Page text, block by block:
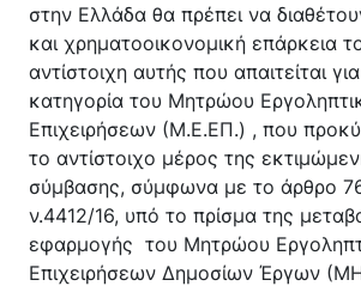
στην Ελλάδα θα πρέπει να
και χρηματοοικονομική επάρκεια
αντίστοιχη αυτής που απαιτείται
κατηγορία του Μητρώου
Επιχειρήσεων (Μ.Ε.ΕΠ.) , που
το αντίστοιχο μέρος της
σύμβασης, σύμφωνα με το άρθρο
ν.4412/16, υπό το πρίσμα της
εφαρμογής του Μητρώου
Επιχειρήσεων Δημοσίων Έργων